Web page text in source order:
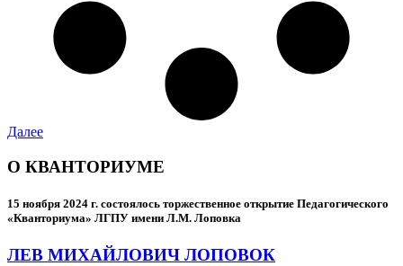
Далее
О КВАНТОРИУМЕ
15 ноября 2024 г. состоялось торжественное открытие Педагогического
«Кванториума» ЛГПУ имени Л.М. Лоповка
ЛЕВ МИХАЙЛОВИЧ ЛОПОВОК